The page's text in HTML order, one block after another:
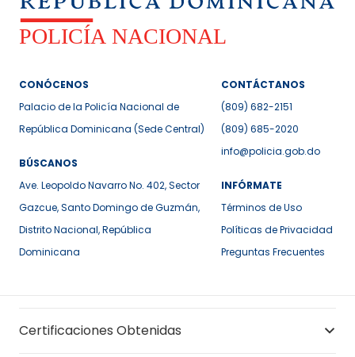
CONÓCENOS
Palacio de la Policía Nacional de
República Dominicana (Sede Central)
BÚSCANOS
Ave. Leopoldo Navarro No. 402, Sector
Gazcue, Santo Domingo de Guzmán,
Distrito Nacional, República
Dominicana
CONTÁCTANOS
(809) 682-2151
(809) 685-2020
info@policia.gob.do
INFÓRMATE
Términos de Uso
Políticas de Privacidad
Preguntas Frecuentes
Certificaciones Obtenidas